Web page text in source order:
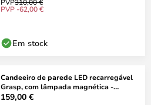
PVP -62,00 €
Em stock
Candeeiro de parede LED recarregável
Grasp, com lâmpada magnética -
FRANDSEN
159,00 €